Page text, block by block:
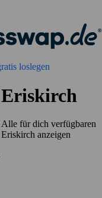
loslegen
für dich verfügbaren
anzeigen